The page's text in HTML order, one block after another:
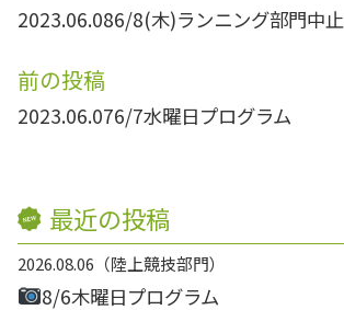
2023.06.086/8(木)ランニング部門中止
前の投稿
2023.06.076/7水曜日プログラム
最近の投稿
2026.08.06 陸上競技部門
8/6木曜日プログラム